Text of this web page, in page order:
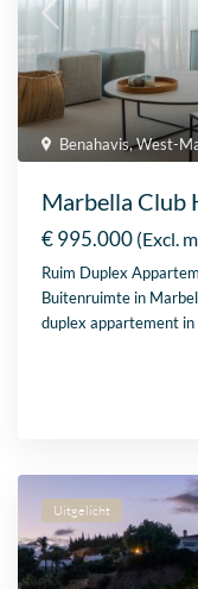
Benahavis,West-
Marbella Club
€ 995.000 (Excl.
Ruim Duplex
Buitenruimte in
duplex appartement
Uitgelicht